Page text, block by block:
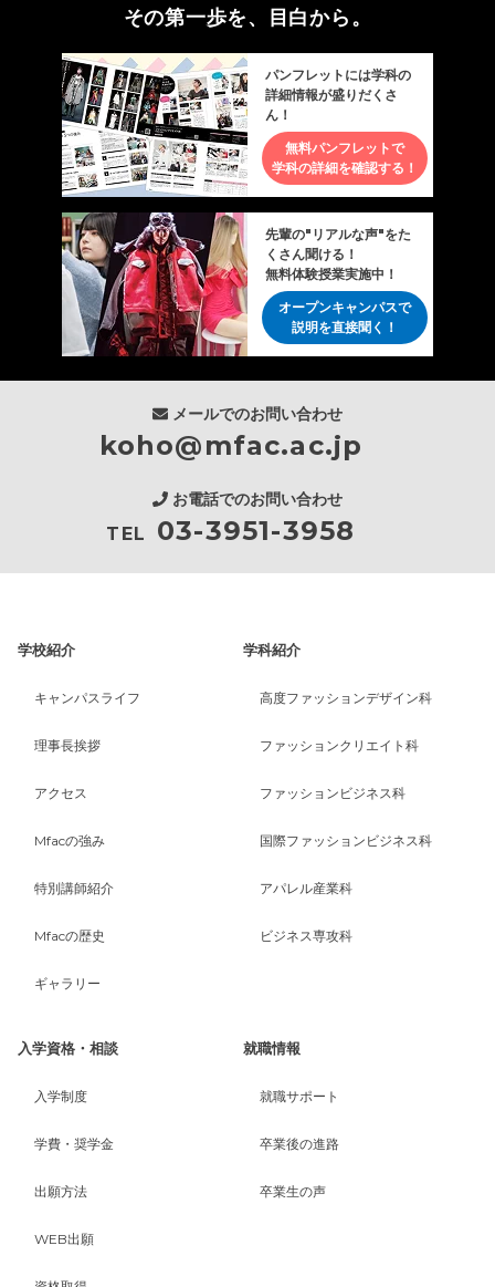
その第一歩を、目白から。
パンフレットには学科の
詳細情報が盛りだくさ
ん！
無料パンフレットで
学科の詳細を確認する！
先輩の"リアルな声"をた
くさん聞ける！
無料体験授業実施中！
オープンキャンパスで
説明を直接聞く！
メールでのお問い合わせ
koho@mfac.ac.jp
お電話でのお問い合わせ
TEL 03-3951-3958
学校紹介
キャンパスライフ
理事長挨拶
アクセス
Mfacの強み
特別講師紹介
Mfacの歴史
ギャラリー
学科紹介
高度ファッションデザイン科
ファッションクリエイト科
ファッションビジネス科
国際ファッションビジネス科
アパレル産業科
ビジネス専攻科
入学資格・相談
入学制度
学費・奨学金
出願方法
WEB出願
就職情報
就職サポート
卒業後の進路
卒業生の声